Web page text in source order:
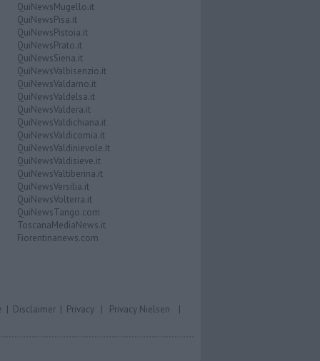
QuiNewsMugello.it
QuiNewsPisa.it
QuiNewsPistoia.it
QuiNewsPrato.it
QuiNewsSiena.it
QuiNewsValbisenzio.it
QuiNewsValdarno.it
QuiNewsValdelsa.it
QuiNewsValdera.it
QuiNewsValdichiana.it
QuiNewsValdicornia.it
QuiNewsValdinievole.it
QuiNewsValdisieve.it
QuiNewsValtiberina.it
QuiNewsVersilia.it
QuiNewsVolterra.it
QuiNewsTango.com
ToscanaMediaNews.it
Fiorentinanews.com
| Disclaimer | Privacy | Privacy Nielsen |